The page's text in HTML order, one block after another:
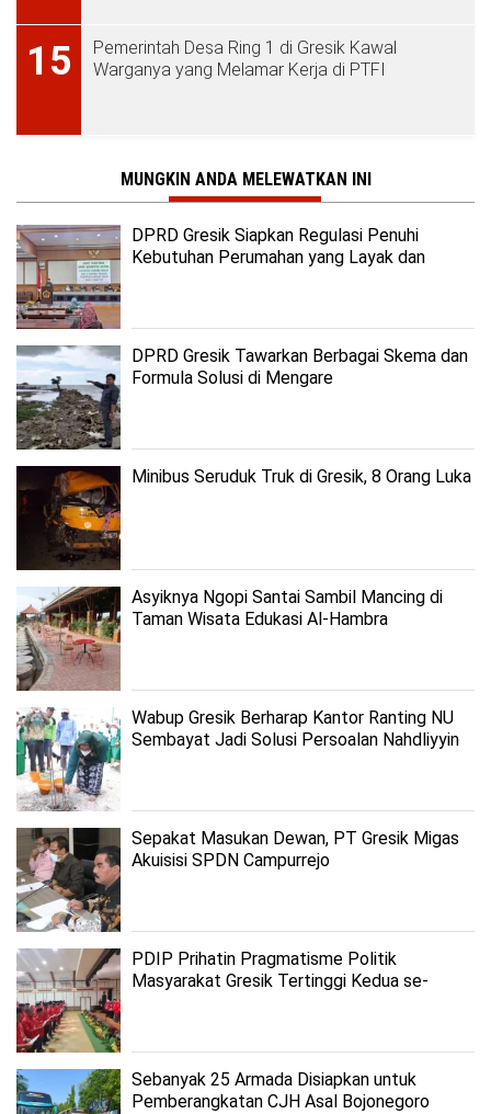
15
Pemerintah Desa Ring 1 di Gresik Kawal
Warganya yang Melamar Kerja di PTFI
MUNGKIN ANDA MELEWATKAN INI
DPRD Gresik Siapkan Regulasi Penuhi
Kebutuhan Perumahan yang Layak dan
DPRD Gresik Tawarkan Berbagai Skema dan
Formula Solusi di Mengare
Minibus Seruduk Truk di Gresik, 8 Orang Luka
Asyiknya Ngopi Santai Sambil Mancing di
Taman Wisata Edukasi Al-Hambra
Wabup Gresik Berharap Kantor Ranting NU
Sembayat Jadi Solusi Persoalan Nahdliyyin
Sepakat Masukan Dewan, PT Gresik Migas
Akuisisi SPDN Campurrejo
PDIP Prihatin Pragmatisme Politik
Masyarakat Gresik Tertinggi Kedua se-
Sebanyak 25 Armada Disiapkan untuk
Pemberangkatan CJH Asal Bojonegoro